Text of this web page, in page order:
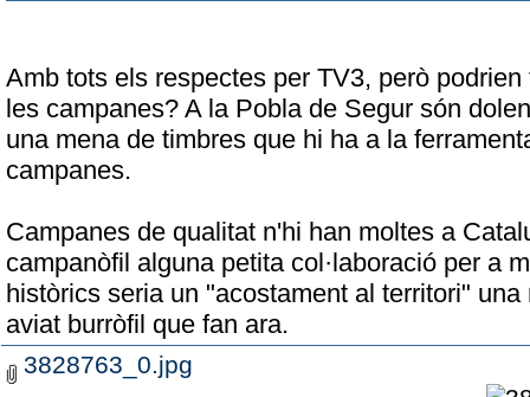
Amb tots els respectes per TV3, però
les campanes? A la Pobla de Segur són
una mena de timbres que hi ha a la
campanes.
Campanes de qualitat n'hi han moltes a
campanòfil alguna petita col·laboració per a
històrics seria un "acostament al territori"
aviat burròfil que fan ara.
3828763_0.jpg